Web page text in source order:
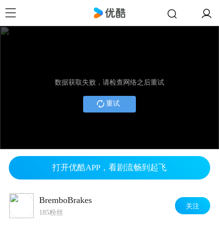
数据获取失败，请检查网络之后重试
重试
打开优酷APP，看剧流畅到起飞
BremboBrakes
185粉丝
关注